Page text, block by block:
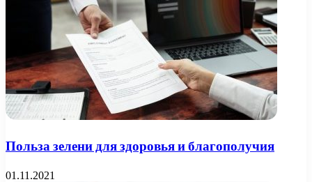
Польза зелени для здоровья и благополучия
01.11.2021